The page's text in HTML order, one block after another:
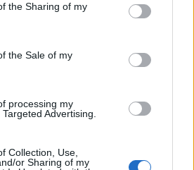
usage behaviour. You may click to
Google and its third-party tags to
specified purposes in below Google
the Sharing of my
the Sale of my
processing my
Advertising.
Collection, Use,
or Sharing of my